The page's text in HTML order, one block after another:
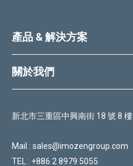
產品 & 解決方案
關於我們
新北市三重區中興南街 18 號 8 樓
Mail : sales@imozengroup.com
TEL : +886 2 8979 5055